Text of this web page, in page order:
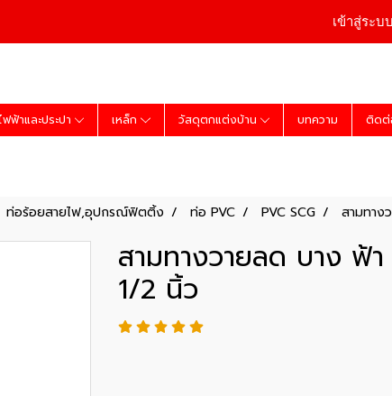
เข้าสู่ระบ
ฟ้าและประปา เหล็ก วัสดุตกแต่งบ้าน บทความ ติด
ท่อร้อยสายไฟ,อุปกรณ์ฟิตติ้ง ท่อ PVC PVC SCG สามทาง
สามทางวายลด บาง ฟ้
1/2 นิ้ว